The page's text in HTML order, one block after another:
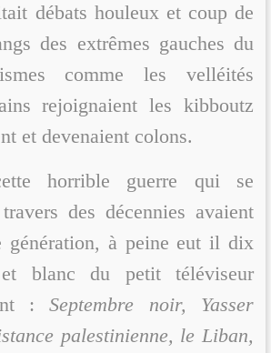
débats houleux et coup de
des extrêmes gauches du
comme les velléités
rejoignaient les kibboutz
et devenaient colons.
horrible guerre qui se
des décennies avaient
à peine eut il dix
blanc du petit téléviseur
:Septembre noir, Yasser
palestinienne, le Liban,